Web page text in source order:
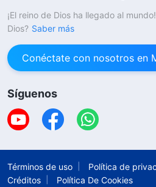
¡El reino de Dios ha llegado al
Dios? Saber más
Conéctate con nosotros en
Síguenos
Términos de uso
Política de
Créditos
Política De Cookies